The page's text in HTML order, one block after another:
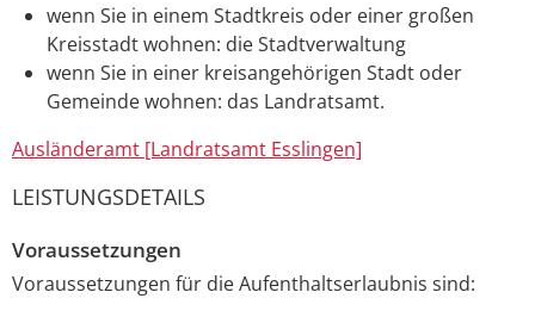
wenn Sie in einem Stadtkreis oder einer großen
Kreisstadt wohnen: die Stadtverwaltung
wenn Sie in einer kreisangehörigen Stadt oder
Gemeinde wohnen: das Landratsamt.
Ausländeramt [Landratsamt Esslingen]
LEISTUNGSDETAILS
Voraussetzungen
Voraussetzungen für die Aufenthaltserlaubnis sind: